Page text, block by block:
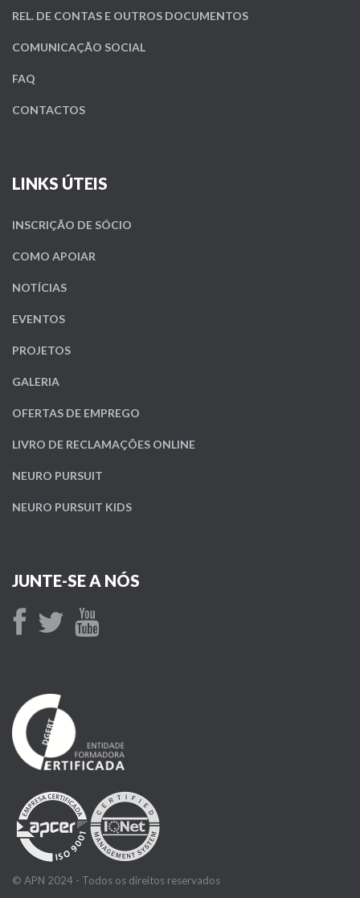
REL. DE CONTAS E OUTROS DOCUMENTOS
COMUNICAÇÃO SOCIAL
FAQ
CONTACTOS
LINKS ÚTEIS
INSCRIÇÃO DE SÓCIO
COMO APOIAR
NOTÍCIAS
EVENTOS
PROJETOS
GALERIA
OFERTAS DE EMPREGO
LIVRO DE RECLAMAÇÕES ONLINE
NEURO PURSUIT
NEURO PURSUIT KIDS
JUNTE-SE A NÓS
© APN 2024 - Todos os direitos reservados